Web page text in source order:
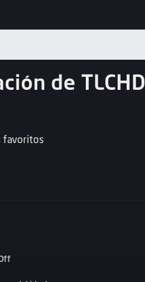
de TLCHD
favoritos